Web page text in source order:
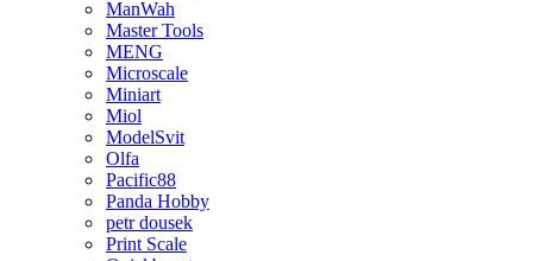
ManWah
Master Tools
MENG
Microscale
Miniart
Miol
ModelSvit
Olfa
Pacific88
Panda Hobby
petr dousek
Print Scale